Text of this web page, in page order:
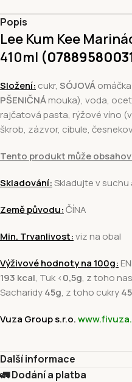
Popis
Lee Kum Kee
410ml
Složení: cukr, SÓJOVÁ
PŠENIČNÁmouka), voda,
rajčatová pasta, rýžové víno
škrob, zázvor, cibule,
Tento produkt může
Skladování:Skladujte v suchu
Země původu:ČÍNA
Min. Trvanlivost:viz na obal
Výživové hodnoty na 100g:
193 kcal, Tuk <0,5g, z toho
Sacharidy45g, z toho cukry
Vuza Group s.r.o.
Další informace
🚛 Dodání a platba